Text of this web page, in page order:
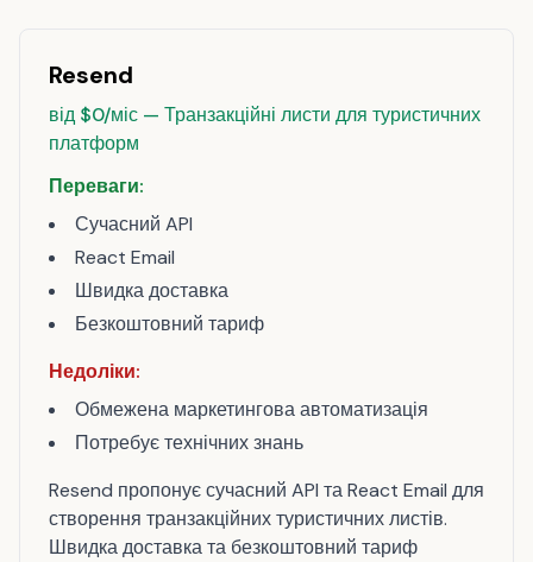
Resend
від $0/міс — Транзакційні листи для туристичних
платформ
Переваги:
Сучасний API
React Email
Швидка доставка
Безкоштовний тариф
Недоліки:
Обмежена маркетингова автоматизація
Потребує технічних знань
Resend пропонує сучасний API та React Email для
створення транзакційних туристичних листів.
Швидка доставка та безкоштовний тариф